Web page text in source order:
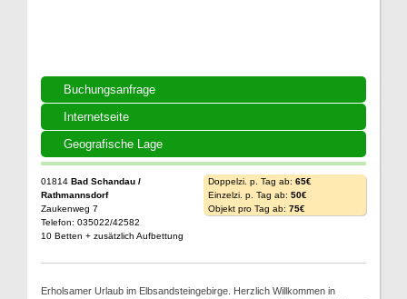
Buchungsanfrage
Internetseite
Geografische Lage
01814 Bad Schandau /
Rathmannsdorf
Zaukenweg 7
Telefon: 035022/42582
10 Betten + zusätzlich Aufbettung
Doppelzi. p. Tag ab: 65€
Einzelzi. p. Tag ab: 50€
Objekt pro Tag ab: 75€
Erholsamer Urlaub im Elbsandsteingebirge. Herzlich Willkommen in